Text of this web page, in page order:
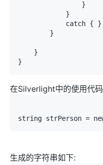
                }
            }
            catch { }
        }
    }
在Silverlight中的使用代码
生成的字符串如下: